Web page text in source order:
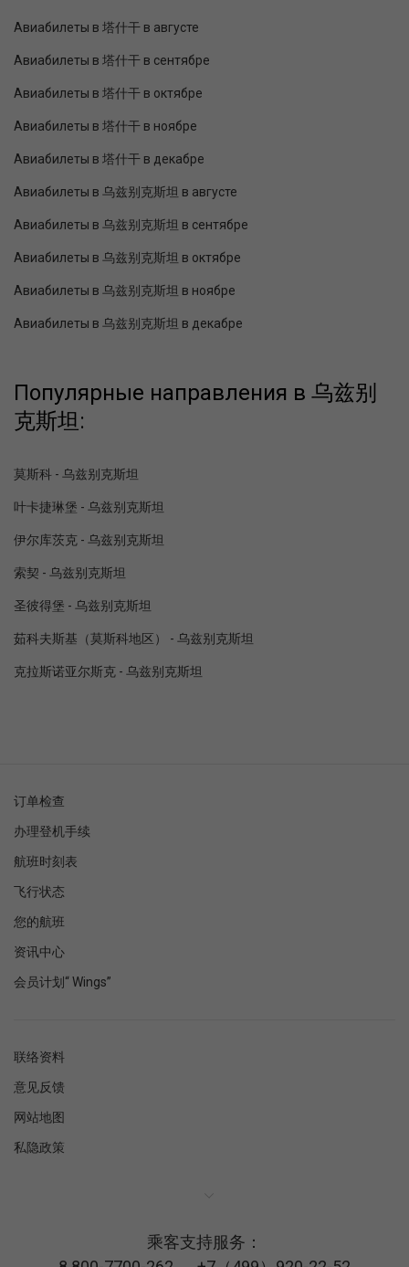
Авиабилеты в 塔什干 в августе
Авиабилеты в 塔什干 в сентябре
Авиабилеты в 塔什干 в октябре
Авиабилеты в 塔什干 в ноябре
Авиабилеты в 塔什干 в декабре
Авиабилеты в 乌兹别克斯坦 в августе
Авиабилеты в 乌兹别克斯坦 в сентябре
Авиабилеты в 乌兹别克斯坦 в октябре
Авиабилеты в 乌兹别克斯坦 в ноябре
Авиабилеты в 乌兹别克斯坦 в декабре
Популярные направления в 乌兹别
克斯坦:
莫斯科 - 乌兹别克斯坦
叶卡捷琳堡 - 乌兹别克斯坦
伊尔库茨克 - 乌兹别克斯坦
索契 - 乌兹别克斯坦
圣彼得堡 - 乌兹别克斯坦
茹科夫斯基（莫斯科地区） - 乌兹别克斯坦
克拉斯诺亚尔斯克 - 乌兹别克斯坦
订单检查
办理登机手续
航班时刻表
飞行状态
您的航班
资讯中心
会员计划“ Wings”
联络资料
意见反馈
网站地图
私隐政策
乘客支持服务：